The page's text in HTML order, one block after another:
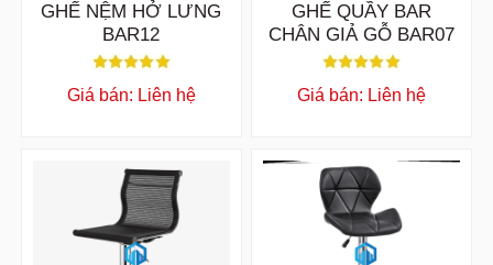
GHẾ NỆM HỞ LƯNG
BAR12
Giá bán: Liên hệ
GHẾ QUẦY BAR
CHÂN GIẢ GỖ BAR07
Giá bán: Liên hệ